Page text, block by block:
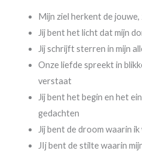
Mijn ziel herkent de
Jij bent het licht dat mijn
Jij schrijft sterren in mijn
Onze liefde spreekt in
verstaat
Jij bent het begin en het
gedachten
Jij bent de droom waarin
JIj bent de stilte waarin